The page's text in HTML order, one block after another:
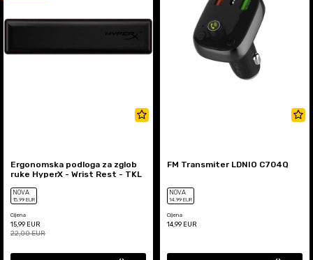
Ergonomska podloga za zglob
ruke HyperX - Wrist Rest - TKL
NOVA
15,99 EUR
Cijena
15,99 EUR
22,00EUR
FM Transmiter LDNIO C704Q
NOVA
14,99 EUR
Cijena
14,99 EUR